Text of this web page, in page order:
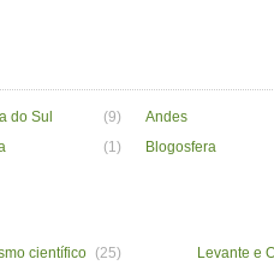
do Sul (9)
Andes
(1) Blogosfera
científico (25)
Levante e